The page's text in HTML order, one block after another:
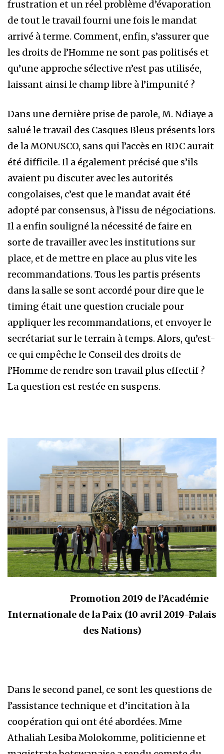
frustration et un réel problème d’évaporation
de tout le travail fourni une fois le mandat
arrivé à terme. Comment, enfin, s’assurer que
les droits de l’Homme ne sont pas politisés et
qu’une approche sélective n’est pas utilisée,
laissant ainsi le champ libre à l’impunité ?
Dans une dernière prise de parole, M. Ndiaye a
salué le travail des Casques Bleus présents lors
de la MONUSCO, sans qui l’accès en RDC aurait
été difficile. Il a également précisé que s’ils
avaient pu discuter avec les autorités
congolaises, c’est que le mandat avait été
adopté par consensus, à l’issu de négociations.
Il a enfin souligné la nécessité de faire en
sorte de travailler avec les institutions sur
place, et de mettre en place au plus vite les
recommandations. Tous les partis présents
dans la salle se sont accordé pour dire que le
timing était une question cruciale pour
appliquer les recommandations, et envoyer le
secrétariat sur le terrain à temps. Alors, qu’est-
ce qui empêche le Conseil des droits de
l’Homme de rendre son travail plus effectif ?
La question est restée en suspens.
Promotion 2019 de l’Académie
Internationale de la Paix (10 avril 2019-Palais
des Nations)
Dans le second panel, ce sont les questions de
l’assistance technique et d’incitation à la
coopération qui ont été abordées. Mme
Athaliah Lesiba Molokomme, politicienne et